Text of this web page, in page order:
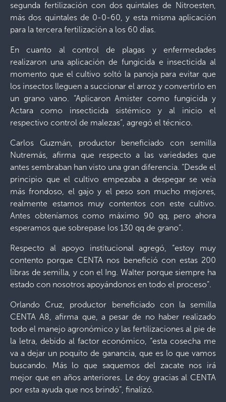
segunda fertilización con dos quintales de Nitroesten,
más dos quintales de 0-0-60, y esta misma aplicación
para la tercera fertilización a los 60 días.
En cuanto al control de plagas y enfermedades
realizaron una aplicación de fungicida e insecticida al
momento que el cultivo soltó la panoja para evitar que
los insectos lleguen a succionar el arroz y convertirlo en
un grano vano. “Aplicaron Amister como fungicida y
Actara como insecticida sistémico y al inicio el
respectivo control de malezas”, agregó el técnico.
Carlos Guzmán, productor beneficiado con semilla
Nutremás, afirma que respecto a las variedades que
antes sembraban han visto una gran diferencia. “Desde el
principio que el cultivo empezaba a despegar se veía
más frondoso, el gajo y el peso son mucho mejores,
realmente estamos muy contentos con este cultivo.
Antes obteníamos como máximo 90 qq, pero ahora
esperamos que sobrepase los 130 qq de grano”.
Respecto al apoyo institucional agregó, “estoy muy
contento porque CENTA nos benefició con estas 200
libras de semilla, y con el Ing. Walter porque siempre ha
estado con nosotros apoyándonos en todo el proceso”.
Orlando Cruz, productor beneficiado con la semilla
CENTA A8, afirma que, a pesar de no haber realizado
todo el manejo agronómico y las fertilizaciones al pie de
la letra, debido al factor económico, “esta cosecha me
va a dejar un poquito de ganancia, que es lo que vamos
buscando. Más lo que saquemos del zacate nos irá
mejor que en años anteriores. Le doy gracias al CENTA
por esta ayuda que nos brindó”, finalizó.